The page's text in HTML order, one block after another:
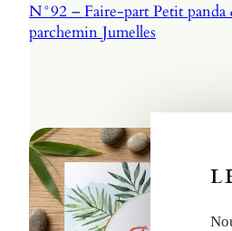
N°92 – Faire-part Petit panda
parchemin Jumelles